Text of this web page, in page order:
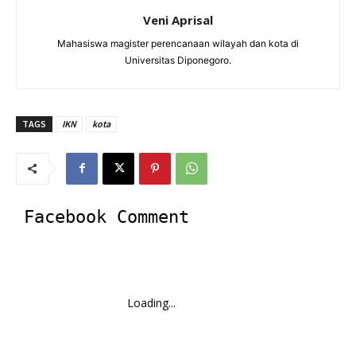
Veni Aprisal
Mahasiswa magister perencanaan wilayah dan kota di
Universitas Diponegoro.
TAGS IKN kota
Facebook Comment
Loading...